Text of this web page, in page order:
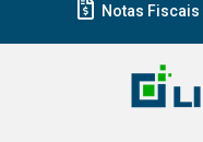
Notas Fiscais